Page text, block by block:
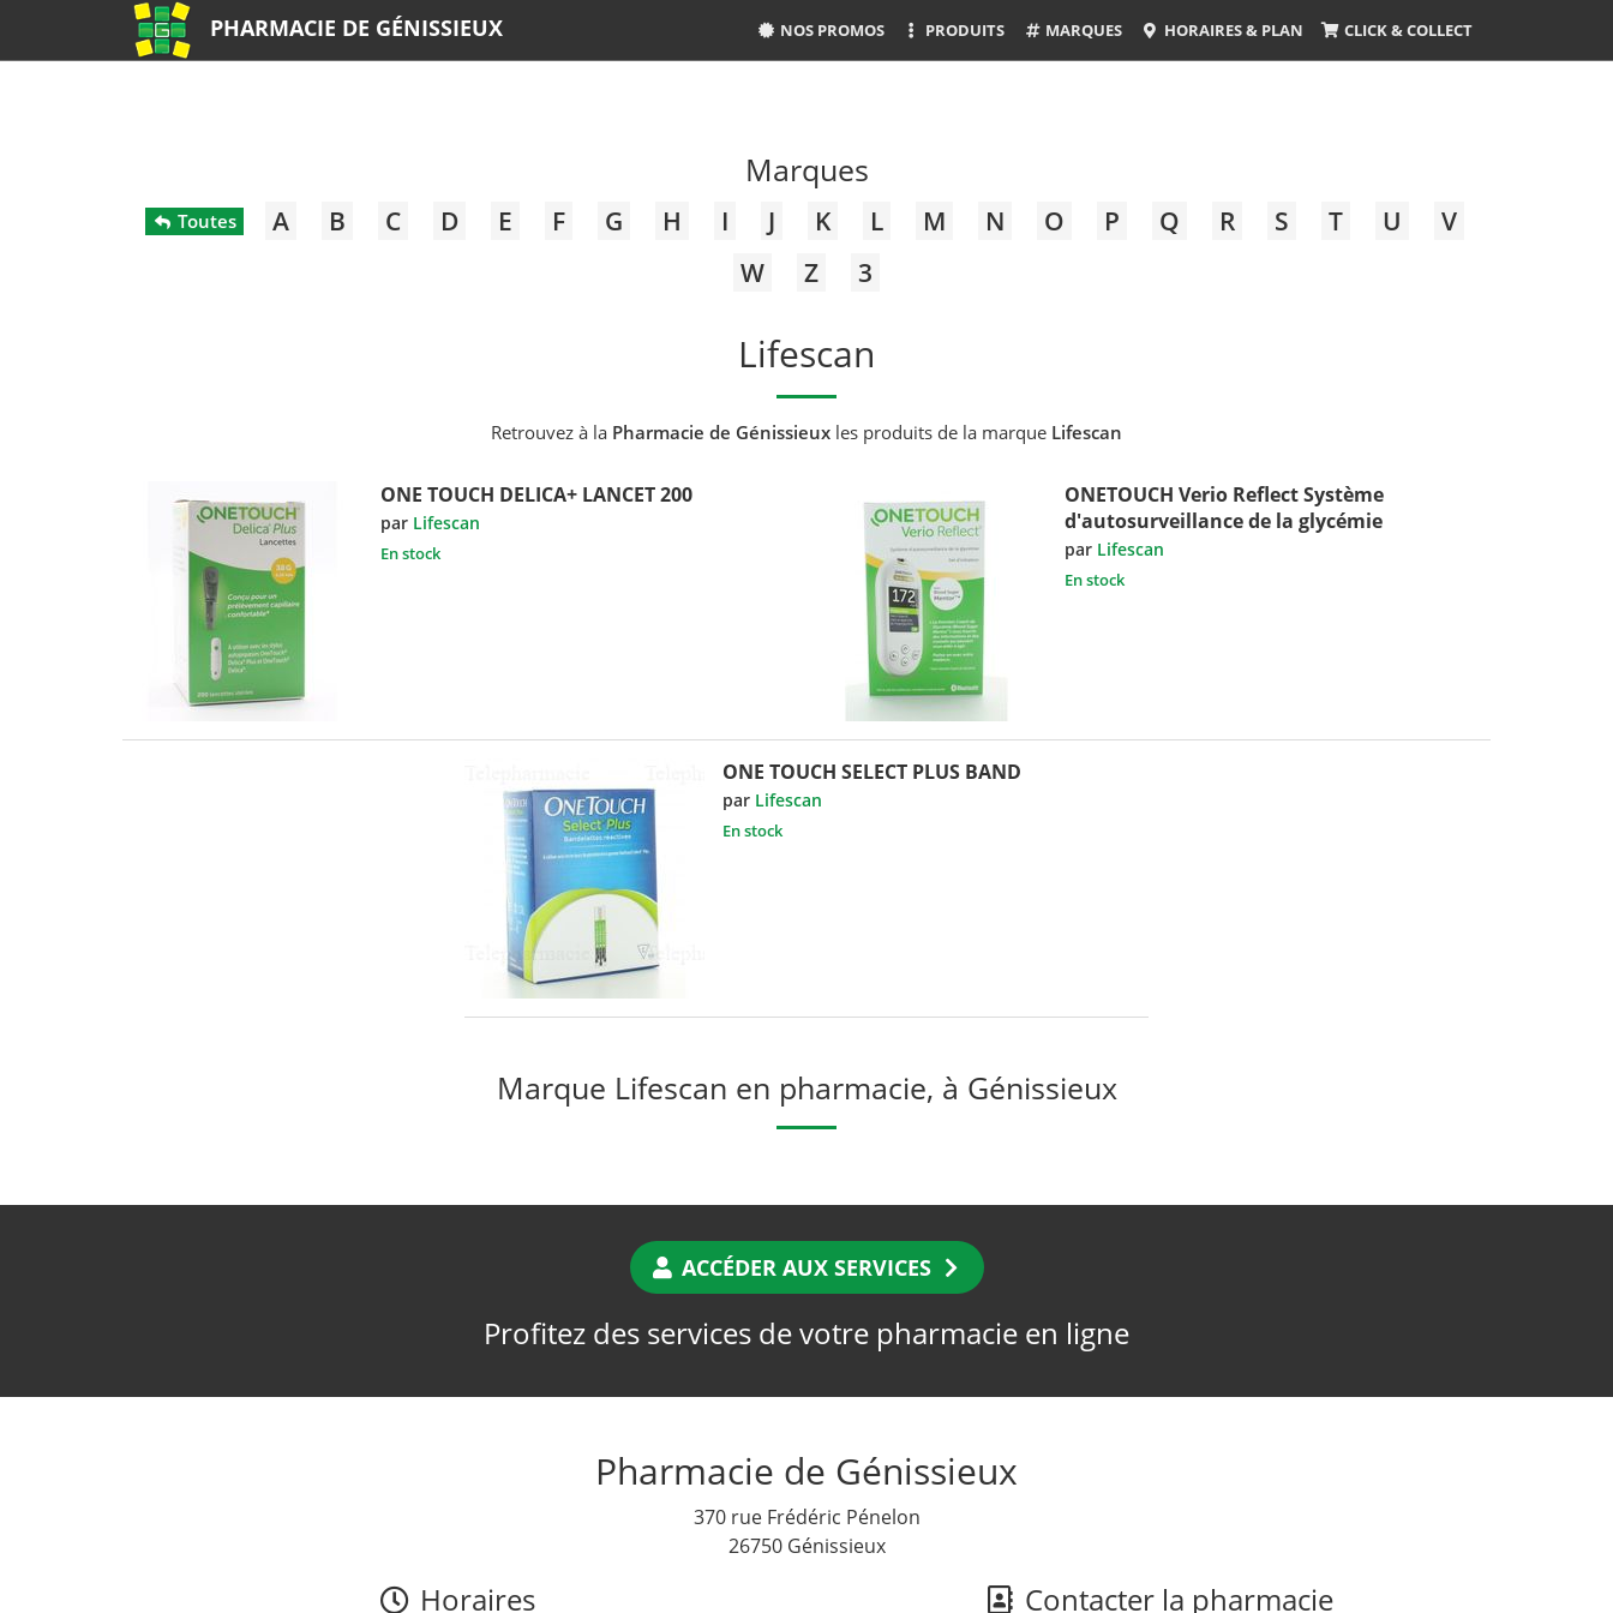
PHARMACIE DE GÉNISSIEUX NOS PROMOS PRODUITS MARQUES HORAIRES & PLAN CLICK & COLLECT
Marques
Toutes A B C D E F G H I J K L M N O P Q R S T U
V
W
Z 3
Lifescan
Retrouvez à la Pharmacie de Génissieux les produits de la marque Lifescan
ONE TOUCH DELICA+ LANCET 200
par Lifescan
En stock
ONETOUCH Verio Reflect Système
d'autosurveillance de la glycémie
par Lifescan
En stock
ONE TOUCH SELECT PLUS BAND
par Lifescan
En stock
Marque Lifescan en pharmacie, à Génissieux
ACCÉDER AUX SERVICES
Profitez des services de votre pharmacie en ligne
Pharmacie de Génissieux
370 rue Frédéric Pénelon
26750 Génissieux
Horaires Contacter la pharmacie